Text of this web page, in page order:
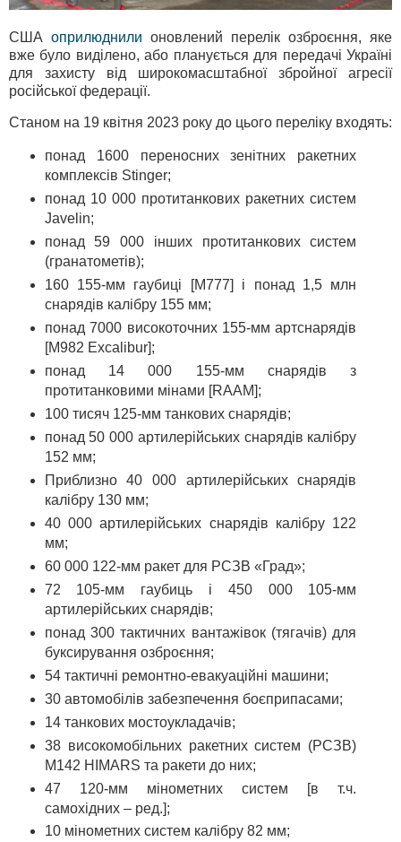
США оприлюднили оновлений перелік озброєння, яке
вже було виділено, або планується для передачі Україні
для захисту від широкомасштабної збройної агресії
російської федерації.
Станом на 19 квітня 2023 року до цього переліку входять:
понад 1600 переносних зенітних ракетних
комплексів Stinger;
понад 10 000 протитанкових ракетних систем
Javelin;
понад 59 000 інших протитанкових систем
(гранатометів);
160 155-мм гаубиці [M777] і понад 1,5 млн
снарядів калібру 155 мм;
понад 7000 високоточних 155-мм артснарядів
[М982 Excalibur];
понад 14 000 155-мм снарядів з
протитанковими мінами [RAAM];
100 тисяч 125-мм танкових снарядів;
понад 50 000 артилерійських снарядів калібру
152 мм;
Приблизно 40 000 артилерійських снарядів
калібру 130 мм;
40 000 артилерійських снарядів калібру 122
мм;
60 000 122-мм ракет для РСЗВ «Град»;
72 105-мм гаубиць і 450 000 105-мм
артилерійських снарядів;
понад 300 тактичних вантажівок (тягачів) для
буксирування озброєння;
54 тактичні ремонтно-евакуаційні машини;
30 автомобілів забезпечення боєприпасами;
14 танкових мостоукладачів;
38 високомобільних ракетних систем (РСЗВ)
M142 HIMARS та ракети до них;
47 120-мм мінометних систем [в т.ч.
самохідних – ред.];
10 мінометних систем калібру 82 мм;